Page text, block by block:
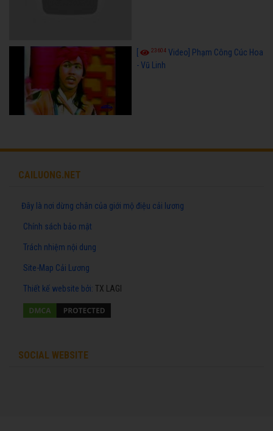
23604 Video] Phạm Công Cúc Hoa
- Vũ Linh
CAILUONG.NET
Đây là nơi dừng chân của giới mộ điệu cải lương
Chính sách bảo mật
Trách nhiệm nội dung
Site-Map Cải Lương
Thiết kế website bởi: TX LAGI
SOCIAL WEBSITE